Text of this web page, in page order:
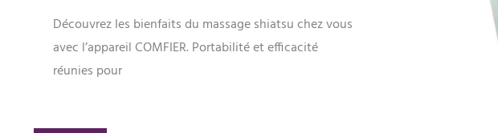
Découvrez les bienfaits du massage shiatsu chez vous
avec l’appareil COMFIER. Portabilité et efficacité
réunies pour